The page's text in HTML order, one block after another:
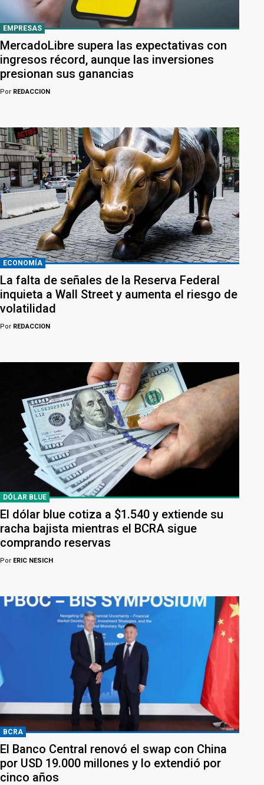
EMPRESAS
MercadoLibre supera las expectativas con
ingresos récord, aunque las inversiones
presionan sus ganancias
Por REDACCION
ECONOMÍA
La falta de señales de la Reserva Federal
inquieta a Wall Street y aumenta el riesgo de
volatilidad
Por REDACCION
DÓLAR BLUE
El dólar blue cotiza a $1.540 y extiende su
racha bajista mientras el BCRA sigue
comprando reservas
Por ERIC NESICH
BCRA
El Banco Central renovó el swap con China
por USD 19.000 millones y lo extendió por
cinco años